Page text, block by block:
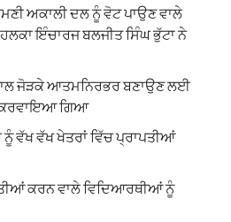
ਅਕਾਲੀ ਦਲ ਨੂੰ ਵੋਟ ਪਾਉਣ ਵਾਲੇ
ਇੰਚਾਰਜ ਬਲਜੀਤ ਸਿੰਘ ਭੁੱਟਾ ਨੇ
ਜੋੜਕੇ ਆਤਮਨਿਰਭਰ ਬਣਾਉਣ ਲਈ
ਕਰਵਾਇਆ ਗਿਆ
ਵੱਖ ਵੱਖ ਖੇਤਰਾਂ ਵਿੱਚ ਪ੍ਰਾਪਤੀਆਂ
ਕਰਨ ਵਾਲੇ ਵਿਦਿਆਰਥੀਆਂ ਨੂੰ